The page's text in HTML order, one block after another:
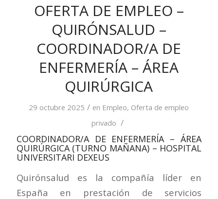
OFERTA DE EMPLEO –
QUIRÓNSALUD –
COORDINADOR/A DE
ENFERMERÍA – ÁREA
QUIRÚRGICA
29 octubre 2025 / en Empleo, Oferta de empleo
privado /
COORDINADOR/A DE ENFERMERÍA – ÁREA
QUIRÚRGICA (TURNO MAÑANA) – HOSPITAL
UNIVERSITARI DEXEUS
Quirónsalud es la compañía líder en
España en prestación de servicios